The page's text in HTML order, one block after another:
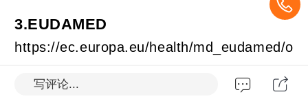
3.EUDAMED
https://ec.europa.eu/health/md_eudamed/o
verview_en
写评论...